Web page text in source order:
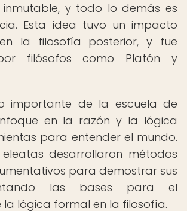
y todo lo demás es
Esta idea tuvo un impacto
la filosofía posterior, y fue
filósofos como Platón y
importante de la escuela de
en la razón y la lógica
para entender el mundo.
eleatas desarrollaron métodos
para demostrar sus
las bases para el
lógica formal en la filosofía.